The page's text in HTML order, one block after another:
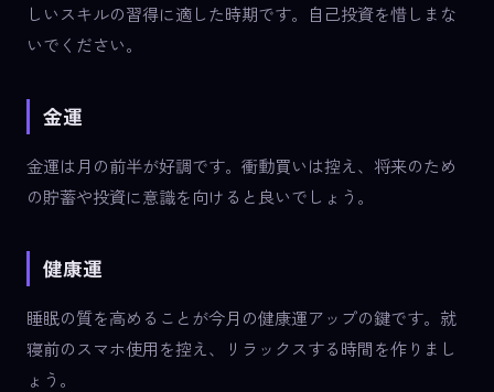
しいスキルの習得に適した時期です。自己投資を惜しまな
いでください。
金運
金運は月の前半が好調です。衝動買いは控え、将来のため
の貯蓄や投資に意識を向けると良いでしょう。
健康運
睡眠の質を高めることが今月の健康運アップの鍵です。就
寝前のスマホ使用を控え、リラックスする時間を作りまし
ょう。